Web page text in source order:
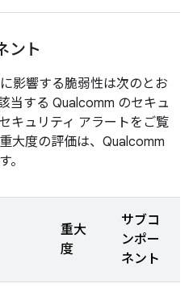
ント
影響する脆弱性は次のとお
当する Qualcomm のセキュ
キュリティ アラートをご覧
大度の評価は、Qualcomm
。
重大
度
サブコ
ンポー
ネント